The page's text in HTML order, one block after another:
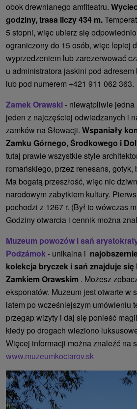
obok drewnianego amfiteatru.
godziny, trasa liczy 434 m.
5 stopni, więc ubierz się
ograniczony do 15 osób, więc lepiej
wyprzedzeniem lub zarezerwować
u administratora jaskini pod
lub pod numerem +421 911 062 363.
Zamek Orawski- niewątpliwie jedna
jeden z najczęściej odwiedzanych i
zamków na Słowacji. Wspaniały
Zamku Górnego, Środkowego i
tutaj prawie wszystkie style
romańskiego, przez renesans, gotyk,
Ma bogatą przeszłość, więc nic
narodowym zabytkiem kultury.
pochodzi z 1267 r. (Był to wówczas
Godziny otwarcia i cennik można
Muzeum powozów i sań
Podzámok- unikalna i
kolekcja bryczek i sań znajduje
Zamkiem Orawskim . Możesz
eksponatów. Muzeum jest otwarte w
latem po wcześniejszym umówieniu
przegap wizyty i daj się ponieść
kiedy po drogach wieziono
Więcej informacji można znaleźć na
www.muzeumkociarov.sk